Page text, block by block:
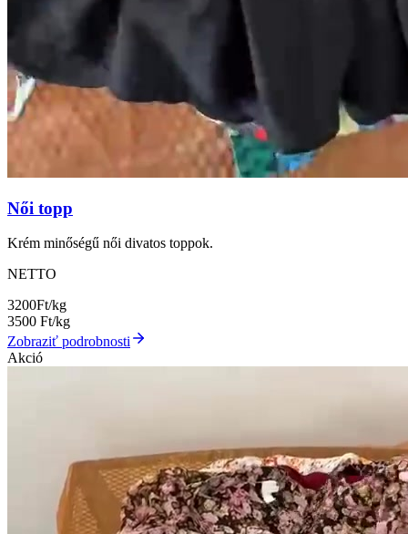
Női topp
Krém minőségű női divatos toppok.
NETTO
3200Ft/kg
3500 Ft/kg
Zobraziť podrobnosti
Akció